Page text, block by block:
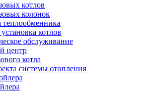
котлов
колонок
котлов
обслуживание
центр
котла
системы отопления